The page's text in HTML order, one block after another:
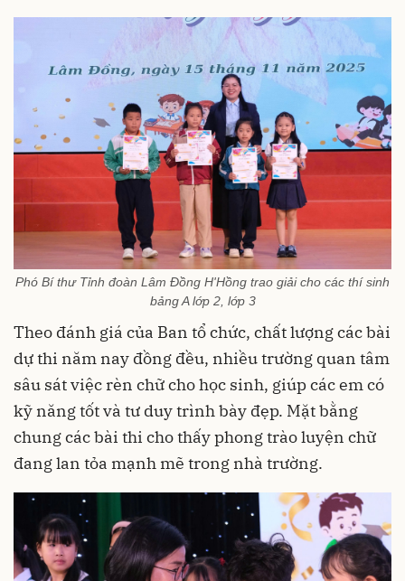
Phó Bí thư Tỉnh đoàn Lâm Đồng H'Hồng trao giải cho các thí sinh
bảng A lớp 2, lớp 3
Theo đánh giá của Ban tổ chức, chất lượng các bài
dự thi năm nay đồng đều, nhiều trường quan tâm
sâu sát việc rèn chữ cho học sinh, giúp các em có
kỹ năng tốt và tư duy trình bày đẹp. Mặt bằng
chung các bài thi cho thấy phong trào luyện chữ
đang lan tỏa mạnh mẽ trong nhà trường.